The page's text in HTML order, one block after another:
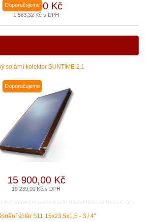
Doporučujeme
1 292,00 Kč
1 563,32 Kč s DPH
solární kolektor SUNTIME 2.1
Doporučujeme
15 900,00 Kč
19 239,00 Kč s DPH
solár S11 15x23,5x1,5 - 3 / 4"